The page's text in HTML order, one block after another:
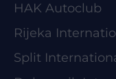
HAK Autoclub
Rijeka
Split